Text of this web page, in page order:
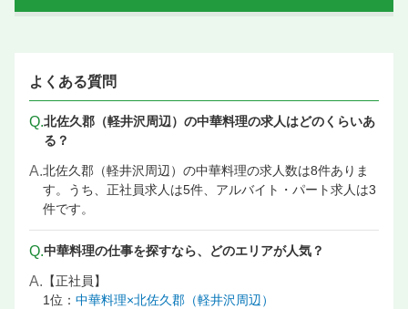
よくある質問
Q.北佐久郡（軽井沢周辺）の中華料理の求人はどのくらいあ
る？
A.北佐久郡（軽井沢周辺）の中華料理の求人数は8件ありま
す。うち、正社員求人は5件、アルバイト・パート求人は3
件です。
Q.中華料理の仕事を探すなら、どのエリアが人気？
A. 【正社員】
1位： 中華料理×北佐久郡（軽井沢周辺）